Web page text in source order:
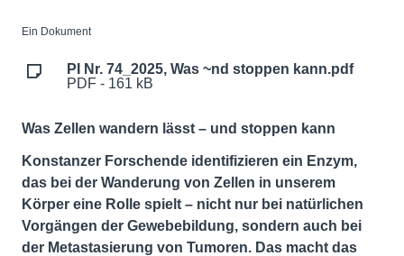
Ein Dokument
PI Nr. 74_2025, Was ~nd stoppen kann.pdf
PDF - 161 kB
Was Zellen wandern lässt – und stoppen kann
Konstanzer Forschende identifizieren ein Enzym,
das bei der Wanderung von Zellen in unserem
Körper eine Rolle spielt – nicht nur bei natürlichen
Vorgängen der Gewebebildung, sondern auch bei
der Metastasierung von Tumoren. Das macht das